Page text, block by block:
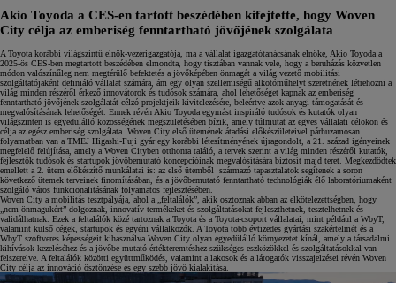
Akio Toyoda a CES-en tartott beszédében kifejtette, hogy Woven
City célja az emberiség fenntartható jövőjének szolgálata
A Toyota korábbi világszintű elnök-vezérigazgatója, ma a vállalat igazgatótanácsának elnöke, Akio Toyoda a
2025-ös CES-ben megtartott beszédében elmondta, hogy tisztában vannak vele, hogy a beruházás közvetlen
módon valószínűleg nem megtérülő befektetés a jövőképében önmagát a világ vezető mobilitási
szolgáltatójaként definiáló vállalat számára, ám egy olyan szellemiségű alkotóműhelyt szeretnének létrehozni a
világ minden részéről érkező innovátorok és tudósok számára, ahol lehetőséget kapnak az emberiség
fenntartható jövőjének szolgálatát célzó projektjeik kivitelezésére, beleértve azok anyagi támogatását és
megvalósításának lehetőségét. Ennek révén Akio Toyoda egymást inspiráló tudósok és kutatók olyan
világszinten is egyedülálló közösségének megszületésében bízik, amely túlmutat az egyes vállalati célokon és
célja az egész emberiség szolgálata. Woven City első ütemének átadási előkészületeivel párhuzamosan
folyamatban van a TMEJ Higashi-Fuji gyár egy korábbi létesítményének újragondolt, a 21. század igényeinek
megfelelő felújítása, amely a Woven Cityben otthonra találó, a tervek szerint a világ minden részéről kutatók,
fejlesztők tudósok és startupok jövőbemutató koncepcióinak megvalósítására biztosít majd teret. Megkezdődtek
emellett a 2. ütem előkészítő munkálatai is: az első ütemből származó tapasztalatok segítenek a soron
következő ütemek terveinek finomításában, és a jövőbemutató fenntartható technológiák élő laboratóriumaként
szolgáló város funkcionalitásának folyamatos fejlesztésében.
Woven City a mobilitás tesztpályája, ahol a „feltalálók”, akik osztoznak abban az elkötelezettségben, hogy
„nem önmagukért” dolgoznak, innovatív termékeket és szolgáltatásokat fejleszthetnek, tesztelhetnek és
validálhatnak. Ezek a feltalálók közé tartoznak a Toyota és a Toyota-csoport vállalatai, mint például a WbyT,
valamint külső cégek, startupok és egyéni vállalkozók. A Toyota több évtizedes gyártási szakértelmét és a
WbyT szoftveres képességeit kihasználva Woven City olyan egyedülálló környezetet kínál, amely a társadalmi
kihívások kezeléséhez és a jövőbe mutató értékteremtéshez szükséges eszközökkel és szolgáltatásokkal van
felszerelve. A feltalálók közötti együttműködés, valamint a lakosok és a látogatók visszajelzései révén Woven
City célja az innováció ösztönzése és egy szebb jövő kialakítása.